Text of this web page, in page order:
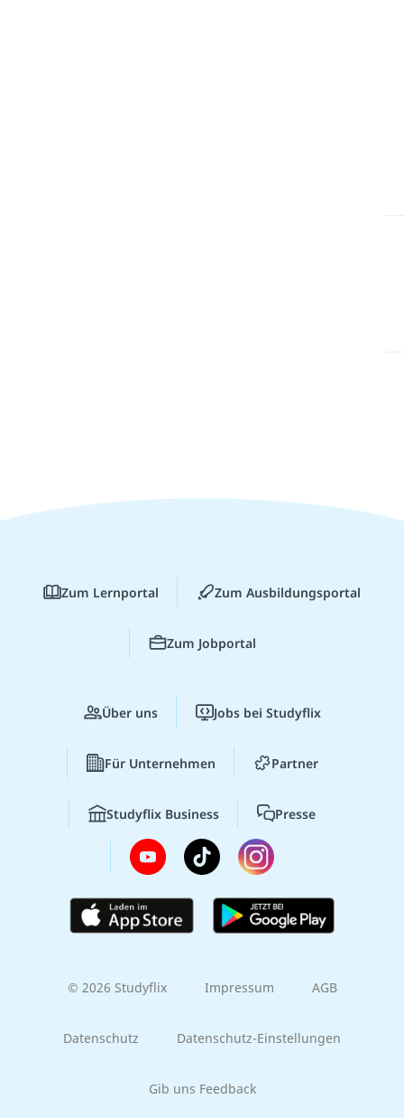
Zum Lernportal Zum Ausbildungsportal
Zum Jobportal
Über uns Jobs bei Studyflix
Für Unternehmen Partner
Studyflix Business Presse
© 2026 Studyflix Impressum AGB
Datenschutz Datenschutz-Einstellungen
Gib uns Feedback